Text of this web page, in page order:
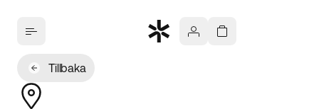
Tillbaka